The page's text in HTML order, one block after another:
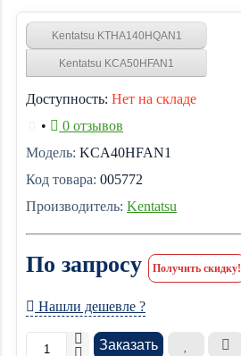
Kentatsu KTHA140HQAN1
Kentatsu KCA50HFAN1
Доступность: Нет на складе
•
0 отзывов
Модель: KCA40HFAN1
Код товара: 005772
Производитель: Kentatsu
По запросу Получить скидку!
Нашли дешевле ?
Заказать